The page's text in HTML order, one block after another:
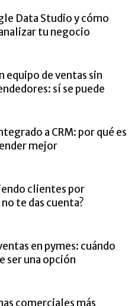
Data Studio y cómo
tu negocio
equipo de ventas sin
sí se puede
a CRM: por qué es
mejor
clientes por
te das cuenta?
en pymes: cuándo
ser una opción
comerciales más